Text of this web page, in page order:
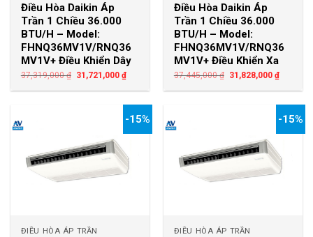
Điều Hòa Daikin Áp
Trần 1 Chiều 36.000
BTU/H – Model:
FHNQ36MV1V/RNQ36
MV1V+ Điều Khiển Dây
37,319,000₫ 31,721,000₫
Điều Hòa Daikin Áp
Trần 1 Chiều 36.000
BTU/H – Model:
FHNQ36MV1V/RNQ36
MV1V+ Điều Khiển Xa
37,445,000₫ 31,828,000₫
-15%
ĐIỀU HÒA ÁP TRẦN
-15%
ĐIỀU HÒA ÁP TRẦN